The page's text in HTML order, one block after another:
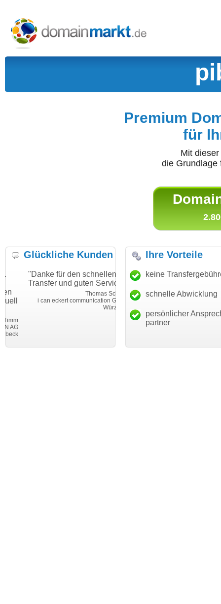
Premium
für
Mit
die
Glückliche Kunden
"Danke für den schnellen
Transfer und guten Service!"
Thomas Schäfer
i can eckert communication GmbH
Würzburg
"Ich bin dankbar, meine
Wunschdomain gefunden zu
haben. Die Domain passt für
mein Business und mich
hundertprozentig."
Ihre Vorteile
keine
schnelle Abwicklung
persönlicher
partner